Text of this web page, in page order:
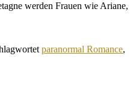
werden Frauen wie Ariane,
paranormal Romance,